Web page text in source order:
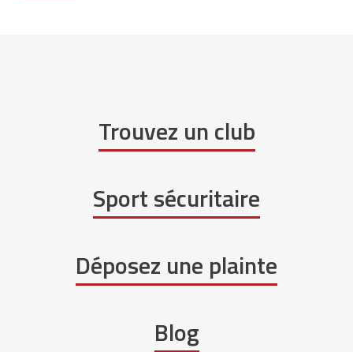
Trouvez un club
Sport sécuritaire
Déposez une plainte
Blog